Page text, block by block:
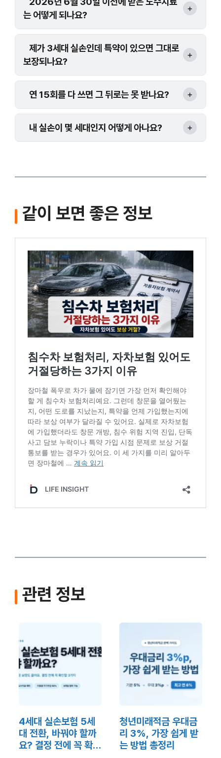
는 어떻게 되나요?
제가 3세대 실손인데 특약이 있으면 그대로
보장되나요?
연 15회를 다 쓰면 그 뒤로는 못 받나요?
내 실손이 몇 세대인지 어떻게 아나요?
같이 보면 좋은 정보
관련 정보
4세대 실손보험 5세
대 전환, 바꿔야 할까
요? 결정 전에 꼭 확인
청년미래적금 우대금
리 3%, 가장 쉽게 받
는 방법 총정리